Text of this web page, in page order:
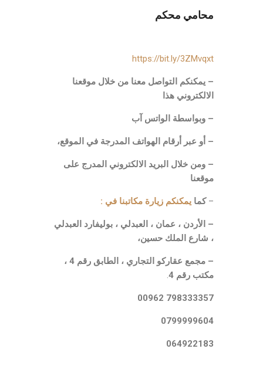
محامي محكم
https://bit.ly/3ZMvqxt
– يمكنكم التواصل معنا من خلال موقعنا
الالكتروني هذا
– وبواسطة الواتس آب
– أو عبر أرقام الهواتف المدرجة في الموقع،
– ومن خلال البريد الالكتروني المدرج على
موقعنا
–كما يمكنكم زيارة مكاتبنا في :
– الأردن ، عمان ، العبدلي ، بوليفارد العبدلي
، شارع الملك حسين،
– مجمع عقاركو التجاري ، الطابق رقم 4 ،
مكتب رقم 4
.
798333357 00962
0799999604
064922183